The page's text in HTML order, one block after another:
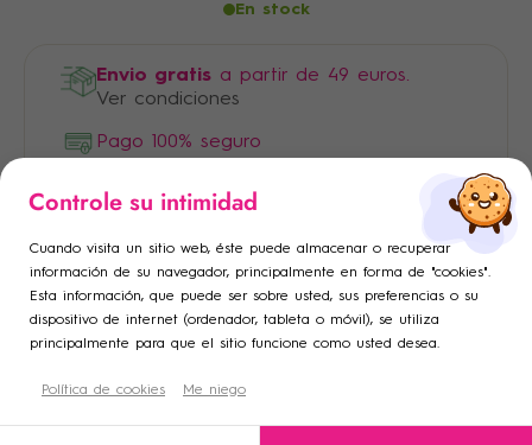
En stock
Envio gratis a partir de 49 euros.
Ver condiciones
Pago 100% seguro
Descripción
Añadir a la lista de deseos ×
add_circle_outline Crear una nueva lista
Crear lista de deseos ×
Nombre de la lista de deseos
Cancelar Crear lista de deseos
Iniciar sesión ×
Debe iniciar sesión para guardar productos en su lista de
deseos.
Cancelar Iniciar sesión
Controle su intimidad
Cuando visita un sitio web, éste puede almacenar o recuperar
información de su navegador, principalmente en forma de "cookies".
Esta información, que puede ser sobre usted, sus preferencias o su
dispositivo de internet (ordenador, tableta o móvil), se utiliza
principalmente para que el sitio funcione como usted desea.
Política de cookies Me niego